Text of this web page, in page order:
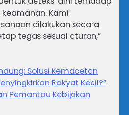
Kami
dilakukan secara
tegas sesuai aturan,”
Solusi Kemacetan
Rakyat Kecil?”
Pemantau Kebijakan